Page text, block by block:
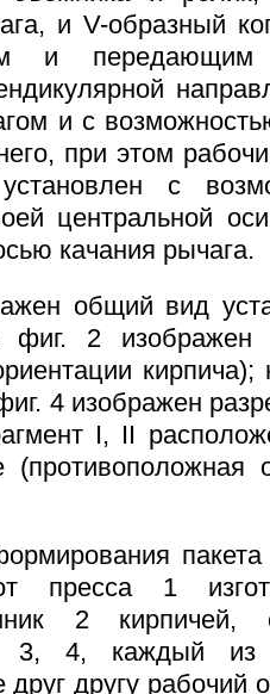
и V-образный
и передающим
и с
при этом
с
центральной
качания рычага.
общий вид
фиг. 2
4 изображен
I, II
(противоположная
пресса 1
2 кирпичей,
3, 4, каждый из
другу рабочий